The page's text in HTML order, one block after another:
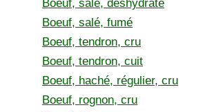
Boeuf, salé, déshydraté
Boeuf, salé, fumé
Boeuf, tendron, cru
Boeuf, tendron, cuit
Boeuf, haché, régulier, cru
Boeuf, rognon, cru